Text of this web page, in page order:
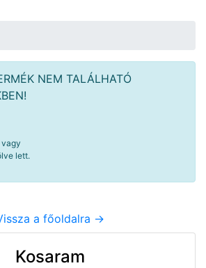
NEM TALÁLHATÓ
lett.
a főoldalra ->
Kosaram